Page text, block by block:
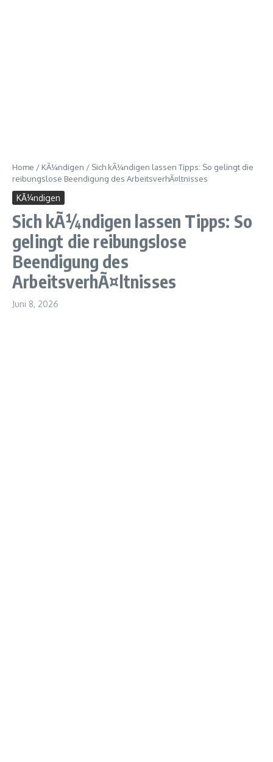
Home / KÃ¼ndigen / Sich kÃ¼ndigen lassen Tipps: So gelingt die
reibungslose Beendigung des ArbeitsverhÃ¤ltnisses
KÃ¼ndigen
Sich kÃ¼ndigen lassen Tipps: So
gelingt die reibungslose
Beendigung des
ArbeitsverhÃ¤ltnisses
Juni 8, 2026